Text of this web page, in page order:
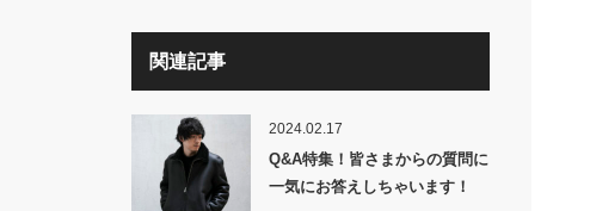
関連記事
2024.02.17
Q&A特集！皆さまからの質問に
一気にお答えしちゃいます！